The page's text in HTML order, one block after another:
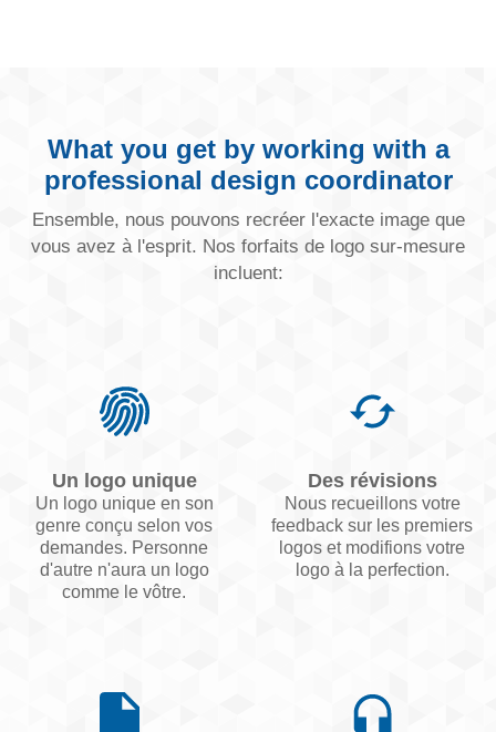
What you get by working with a
professional design coordinator
Ensemble, nous pouvons recréer l'exacte image que
vous avez à l'esprit. Nos forfaits de logo sur-mesure
incluent:
Un logo unique
Un logo unique en son
genre conçu selon vos
demandes. Personne
d'autre n'aura un logo
comme le vôtre.
Des révisions
Nous recueillons votre
feedback sur les premiers
logos et modifions votre
logo à la perfection.